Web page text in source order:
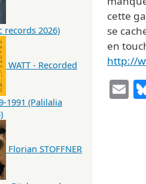
cette
se
en
http://
records 2026)
WATT - Recorded
1991 (Palilalia
Florian STOFFNER